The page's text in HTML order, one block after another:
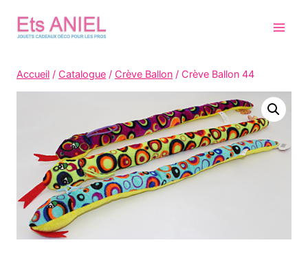
Accueil / Catalogue / Crève Ballon / Crève Ballon 44